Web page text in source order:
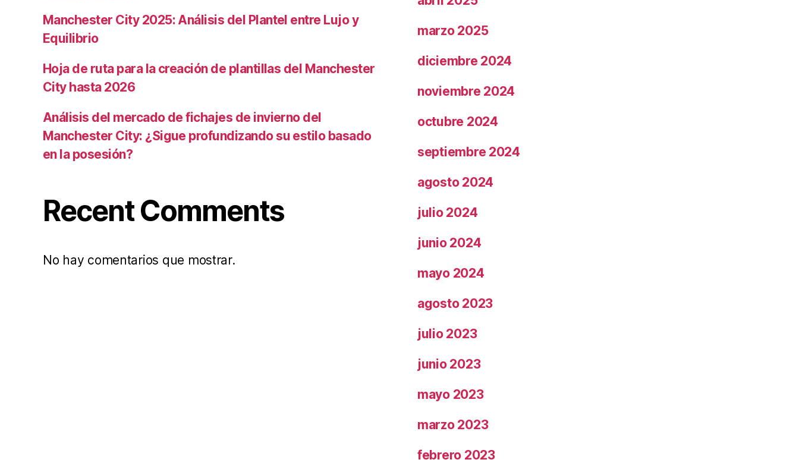
Manchester City 2025: Análisis del Plantel entre Lujo y
Equilibrio
Hoja de ruta para la creación de plantillas del Manchester
City hasta 2026
Análisis del mercado de fichajes de invierno del
Manchester City: ¿Sigue profundizando su estilo basado
en la posesión?
Recent Comments
No hay comentarios que mostrar.
marzo 2025
diciembre 2024
noviembre 2024
octubre 2024
septiembre 2024
agosto 2024
julio 2024
junio 2024
mayo 2024
agosto 2023
julio 2023
junio 2023
mayo 2023
marzo 2023
febrero 2023